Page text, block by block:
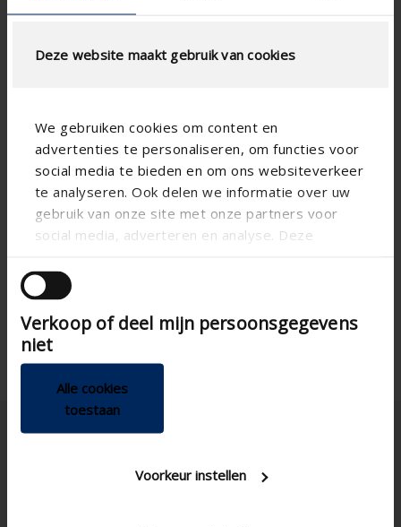
Deze website maakt gebruik van cookies
We gebruiken cookies om content en
advertenties te personaliseren, om functies voor
social media te bieden en om ons websiteverkeer
te analyseren. Ook delen we informatie over uw
gebruik van onze site met onze partners voor
social media, adverteren en analyse. Deze
andere informatie die u aan ze heeft verstrekt of
die ze hebben verzameld op basis van uw gebruik
van hun services.
Verkoop of deel mijn persoonsgegevens
niet
Alle cookies
toestaan
Voorkeur instellen